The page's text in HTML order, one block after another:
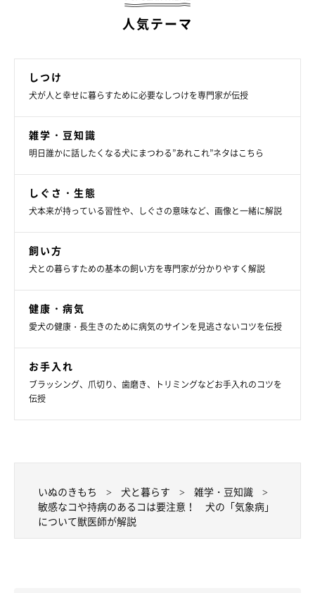
師）
だいたものです。
※記事と写真に関連性はありませんので予めご了承ください。
人気テーマ
しつけ
犬が人と幸せに暮らすために必要なしつけを専門家が伝授
雑学・豆知識
明日誰かに話したくなる犬にまつわる”あれこれ”ネタはこちら
しぐさ・生態
犬本来が持っている習性や、しぐさの意味など、画像と一緒に解説
飼い方
犬との暮らすための基本の飼い方を専門家が分かりやすく解説
健康・病気
愛犬の健康・長生きのために病気のサインを見逃さないコツを伝授
お手入れ
ブラッシング、爪切り、歯磨き、トリミングなどお手入れのコツを
伝授
いぬのきもち 犬と暮らす
雑学・豆知識
敏感なコや持病のあるコは要注意！ 犬の「気象病」
について獣医師が解説